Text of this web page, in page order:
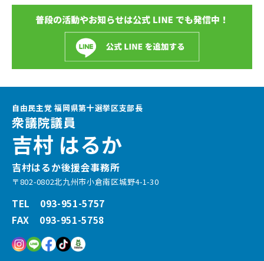
自由民主党 福岡県第十選挙区支部長
衆議院議員
吉村 はるか
吉村はるか後援会事務所
〒802-0802北九州市小倉南区城野4-1-30
TEL 093-951-5757
FAX 093-951-5758